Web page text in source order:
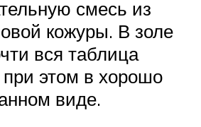
смесь из
кожуры. В золе
вся таблица
этом в хорошо
виде.